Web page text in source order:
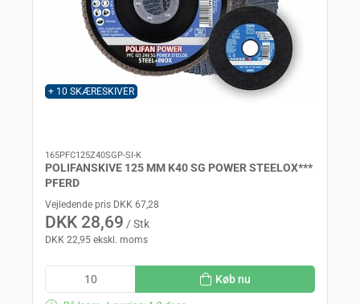
+ 10 SKÆRESKIVER
165PFC125Z40SGP-SI-K
POLIFANSKIVE 125 MM K40 SG POWER STEELOX***
PFERD
Vejledende pris DKK 67,28
DKK 28,69 / Stk
DKK 22,95 ekskl. moms
Køb nu